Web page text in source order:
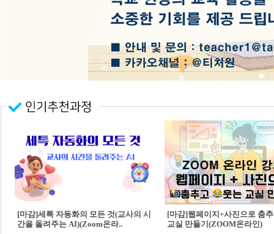
[마감]세특 자동화의 모든 것(교사의 시
간을 돌려주는 AI)(Zoom온라..
[마감]웹페이지+사진으로 춤
교실 만들기(ZOOM온라인)